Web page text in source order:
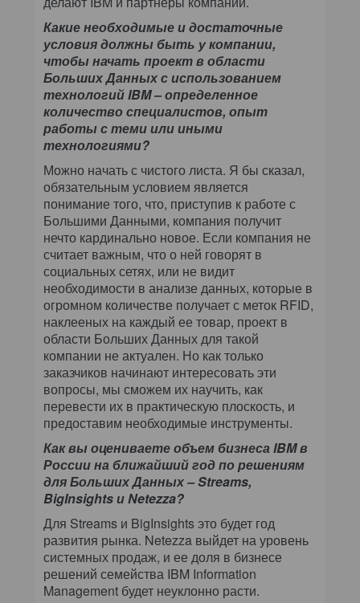
Какие необходимые и достаточные
условия должны быть у компании,
чтобы начать проект в области
Больших Данных с использованием
технологий IBM – определенное
количество специалистов, опыт
работы с теми или иными
технологиями?
Можно начать с чистого листа. Я бы сказал,
обязательным условием является
понимание того, что, приступив к работе с
Большими Данными, компания получит
нечто кардинально новое. Если компания не
считает важным, что о ней говорят в
социальных сетях, или не видит
необходимости в анализе данных, которые в
огромном количестве получает с меток RFID,
наклееных на каждый ее товар, проект в
области Больших Данных для такой
компании не актуален. Но как только
заказчиков начинают интересовать эти
вопросы, мы сможем их научить, как
перевести их в практическую плоскость, и
предоставим необходимые инструменты.
Как вы оцениваете объем бизнеса IBM в
России на ближайший год по решениям
для Больших Данных – Streams,
BigInsights и Netezza?
Для Streams и BigInsights это будет год
развития рынка. Netezza выйдет на уровень
системных продаж, и ее доля в бизнесе
решений семейства IBM Information
Management будет неуклонно расти.